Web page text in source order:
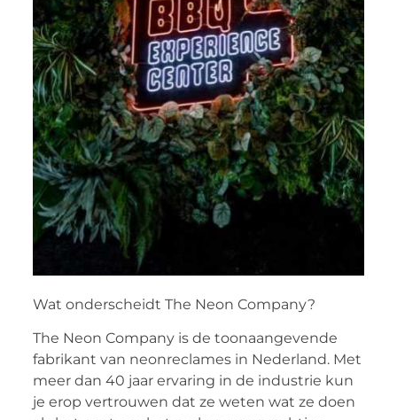
Wat onderscheidt The Neon Company?
The Neon Company is de toonaangevende
fabrikant van neonreclames in Nederland. Met
meer dan 40 jaar ervaring in de industrie kun
je erop vertrouwen dat ze weten wat ze doen